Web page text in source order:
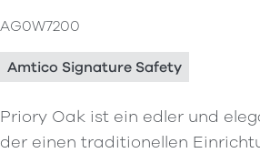
AG0W7200
Amtico Signature Safety
Priory Oak ist ein edler und
der einen traditionellen